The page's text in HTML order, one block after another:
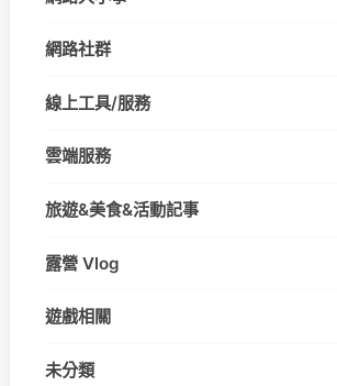
網路社群
線上工具/服務
雲端服務
旅遊&美食&活動記事
露營 Vlog
遊戲相關
未分類